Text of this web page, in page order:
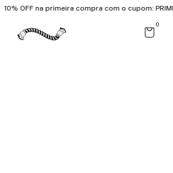
10% OFF na primeira compra com o cupom:
0